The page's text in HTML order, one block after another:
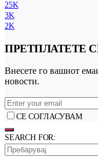
25K
3K
2K
ПРЕТПЛАТЕТЕ
Внесете го вашиот
новости.
СЕ СОГЛАСУВАМ
SEARCH FOR: